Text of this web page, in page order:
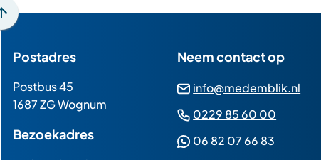
Scroll
boven
het
begin
van
Postadres
Postbus 45
1687 ZG Wognum
Bezoekadres
Neem contact op
info@medemblik.nl
0229 85 60 00
06 82 07 66 83